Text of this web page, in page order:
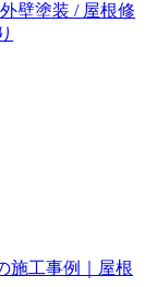
壁塗装 / 屋根修